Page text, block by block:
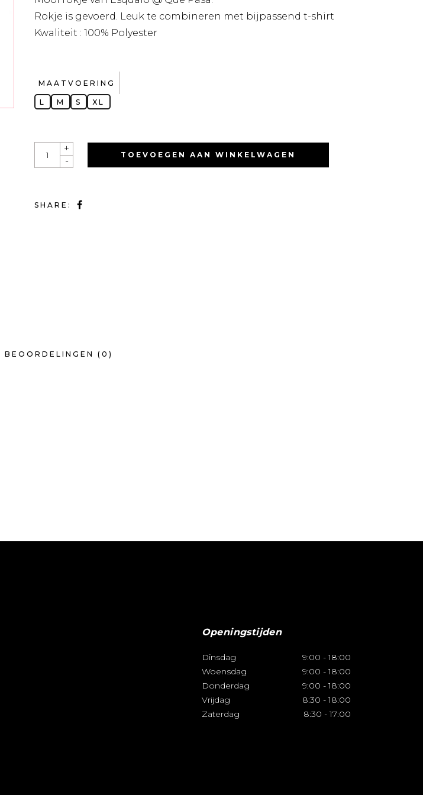
Rokje is gevoerd. Leuk te combineren met bijpassend t-shirt
Kwaliteit : 100% Polyester
MAATVOERING
L M S XL
QUANTITY
-
+
TOEVOEGEN AAN WINKELWAGEN
SHARE:
BEOORDELINGEN (0)
Openingstijden
Dinsdag 9:00 - 18:00
Woensdag
9:00 - 18:00
Donderdag
9:00 - 18:00
Vrijdag
8:30 - 18:00
Zaterdag
8:30 - 17:00